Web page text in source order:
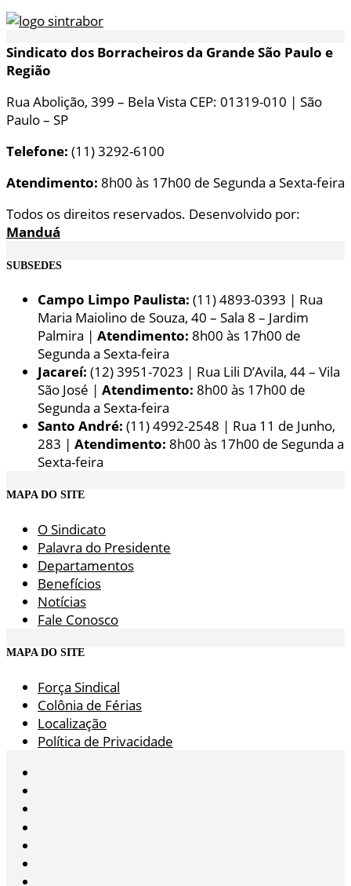
Sindicato dos Borracheiros da Grande São Paulo e
Região
Rua Abolição, 399 – Bela Vista CEP: 01319-010 | São
Paulo – SP
Telefone: (11) 3292-6100
Atendimento: 8h00 às 17h00 de Segunda a Sexta-feira
Todos os direitos reservados. Desenvolvido por:
Manduá
SUBSEDES
Campo Limpo Paulista: (11) 4893-0393 | Rua
Maria Maiolino de Souza, 40 – Sala 8 – Jardim
Palmira | Atendimento: 8h00 às 17h00 de
Segunda a Sexta-feira
Jacareí: (12) 3951-7023 | Rua Lili D’Avila, 44 – Vila
São José | Atendimento: 8h00 às 17h00 de
Segunda a Sexta-feira
Santo André: (11) 4992-2548 | Rua 11 de Junho,
283 | Atendimento: 8h00 às 17h00 de Segunda a
Sexta-feira
MAPA DO SITE
O Sindicato
Palavra do Presidente
Departamentos
Benefícios
Notícias
Fale Conosco
MAPA DO SITE
Força Sindical
Colônia de Férias
Localização
Política de Privacidade